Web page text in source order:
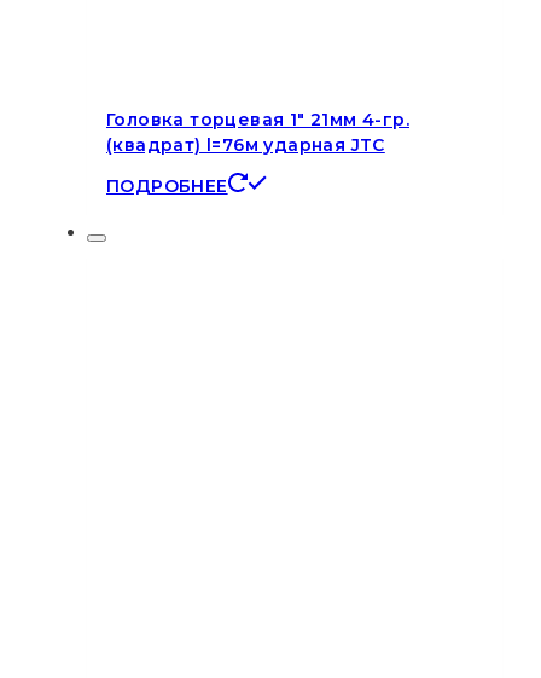
Головка торцевая 1″ 21мм 4-гр.
(квадрат) l=76м ударная JTC
ПОДРОБНЕЕ